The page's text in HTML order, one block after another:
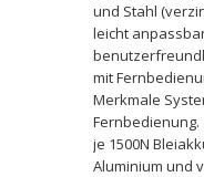
und Stahl
leicht
mit
Merkmale
je 1500N
Aluminium und